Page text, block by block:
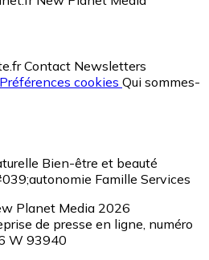
Contact Newsletters
Préférences cookies Qui sommes-
Bien-être et beauté
Famille Services
Planet Media 2026
de presse en ligne, numéro
W 93940